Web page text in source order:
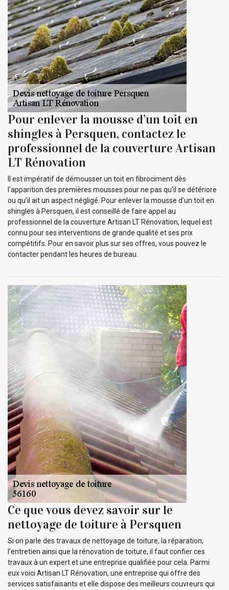
Pour enlever la mousse d’un toit en
shingles à Persquen, contactez le
professionnel de la couverture Artisan
LT Rénovation
Il est impératif de démousser un toit en fibrociment dès
l’apparition des premières mousses pour ne pas qu’il se détériore
ou qu’il ait un aspect négligé. Pour enlever la mousse d’un toit en
shingles à Persquen, il est conseillé de faire appel au
professionnel de la couverture Artisan LT Rénovation, lequel est
connu pour ses interventions de grande qualité et ses prix
compétitifs. Pour en savoir plus sur ses offres, vous pouvez le
contacter pendant les heures de bureau.
Ce que vous devez savoir sur le
nettoyage de toiture à Persquen
Si on parle des travaux de nettoyage de toiture, la réparation,
l’entretien ainsi que la rénovation de toiture, il faut confier ces
travaux à un expert et une entreprise qualifiée pour cela. Parmi
eux voici Artisan LT Rénovation, une entreprise qui offre des
services satisfaisants et elle dispose des meilleurs couvreurs qui